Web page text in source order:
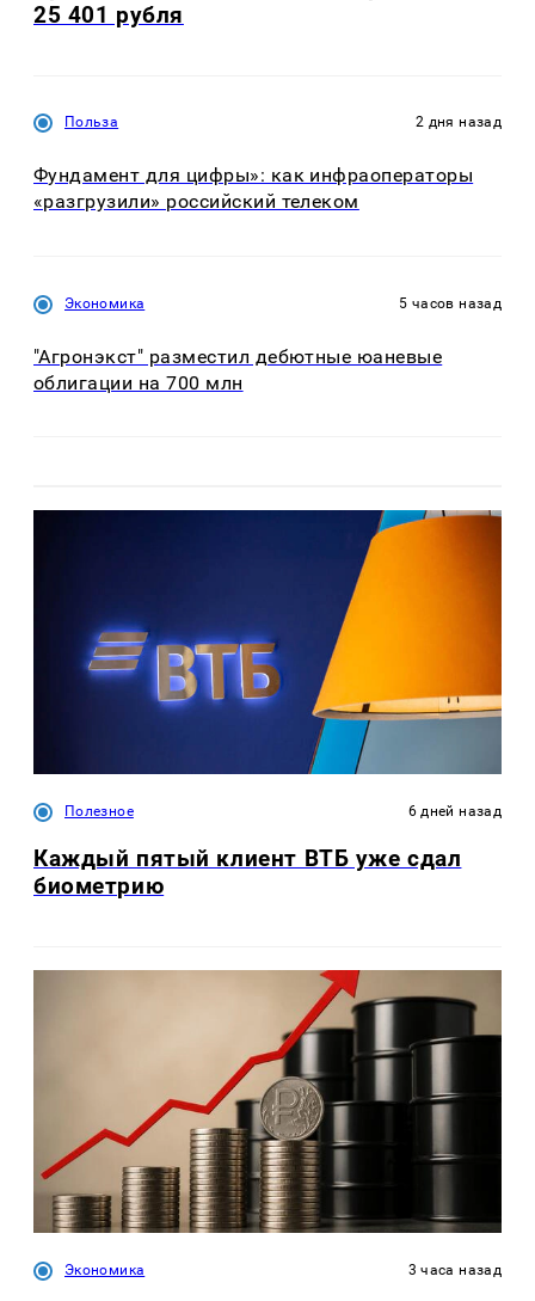
25 401 рубля
Польза 2 дня назад
Фундамент для цифры»: как инфраоператоры
«разгрузили» российский телеком
Экономика 5 часов назад
"Агронэкст" разместил дебютные юаневые
облигации на 700 млн
Полезное 6 дней назад
Каждый пятый клиент ВТБ уже сдал
биометрию
Экономика 3 часа назад